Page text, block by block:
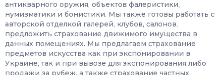
антикварного оружия, объектов фалеристики,
нумизматики и бонистики. Мы также готовы работать с
авторской отделкой галерей, клубов, салонов,
предложить страхование движимого имущества в
данных помещениях. Мы предлагаем страхование
предметов искусства как при экспонировании в
Украине, так и при вывозе для экспонирования либо
продажи за рубеж, а также страхование частных